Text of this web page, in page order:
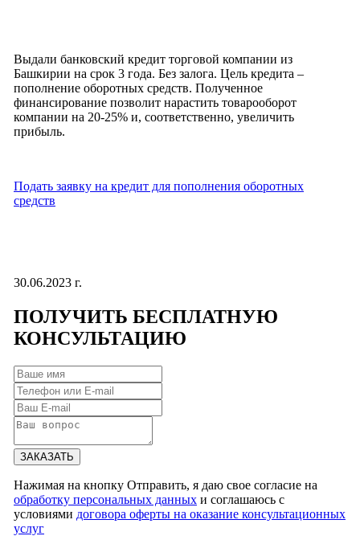
Выдали банковский кредит торговой компании из
Башкирии на срок 3 года. Без залога. Цель кредита –
пополнение оборотных средств. Полученное
финансирование позволит нарастить товарооборот
компании на 20-25% и, соответственно, увеличить
прибыль.
Подать заявку на кредит для пополнения оборотных
средств
30.06.2023 г.
ПОЛУЧИТЬ БЕСПЛАТНУЮ
КОНСУЛЬТАЦИЮ
ЗАКАЗАТЬ
Нажимая на кнопку Отправить, я даю свое согласие на
обработку персональных данных и соглашаюсь с
условиями договора оферты на оказание консультационных
услуг